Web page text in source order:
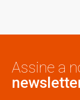
Assine a